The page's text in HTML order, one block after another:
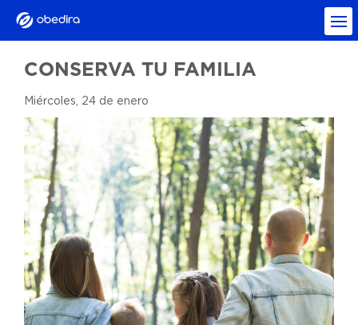
CONSERVA TU FAMILIA
Miércoles, 24 de enero